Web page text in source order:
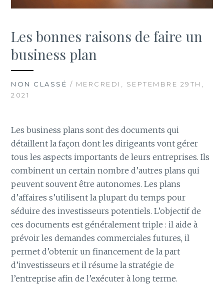
Les bonnes raisons de faire un
business plan
NON CLASSÉ / MERCREDI, SEPTEMBRE 29TH,
2021
Les business plans sont des documents qui
détaillent la façon dont les dirigeants vont gérer
tous les aspects importants de leurs entreprises. Ils
combinent un certain nombre d’autres plans qui
peuvent souvent être autonomes. Les plans
d’affaires s’utilisent la plupart du temps pour
séduire des investisseurs potentiels. L’objectif de
ces documents est généralement triple : il aide à
prévoir les demandes commerciales futures, il
permet d’obtenir un financement de la part
d’investisseurs et il résume la stratégie de
l’entreprise afin de l’exécuter à long terme.